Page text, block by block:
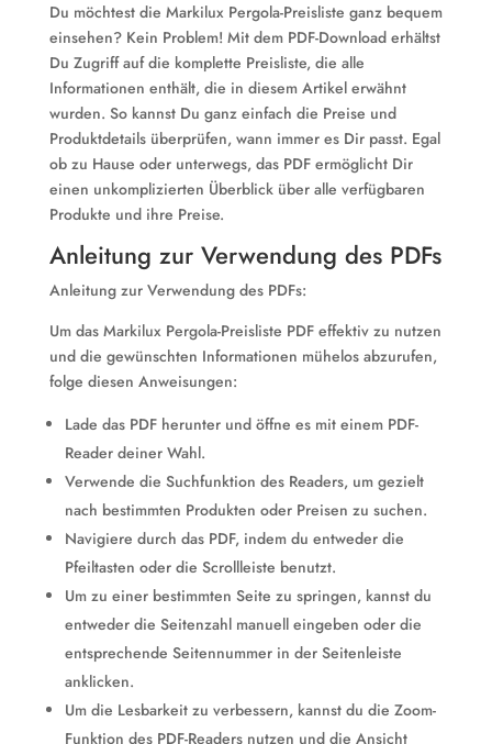
Du möchtest die Markilux Pergola-Preisliste ganz bequem
einsehen? Kein Problem! Mit dem PDF-Download erhältst
Du Zugriff auf die komplette Preisliste, die alle
Informationen enthält, die in diesem Artikel erwähnt
wurden. So kannst Du ganz einfach die Preise und
Produktdetails überprüfen, wann immer es Dir passt. Egal
ob zu Hause oder unterwegs, das PDF ermöglicht Dir
einen unkomplizierten Überblick über alle verfügbaren
Produkte und ihre Preise.
Anleitung zur Verwendung des PDFs
Anleitung zur Verwendung des PDFs:
Um das Markilux Pergola-Preisliste PDF effektiv zu nutzen
und die gewünschten Informationen mühelos abzurufen,
folge diesen Anweisungen:
Lade das PDF herunter und öffne es mit einem PDF-
Reader deiner Wahl.
Verwende die Suchfunktion des Readers, um gezielt
nach bestimmten Produkten oder Preisen zu suchen.
Navigiere durch das PDF, indem du entweder die
Pfeiltasten oder die Scrollleiste benutzt.
Um zu einer bestimmten Seite zu springen, kannst du
entweder die Seitenzahl manuell eingeben oder die
entsprechende Seitennummer in der Seitenleiste
anklicken.
Um die Lesbarkeit zu verbessern, kannst du die Zoom-
Funktion des PDF-Readers nutzen und die Ansicht